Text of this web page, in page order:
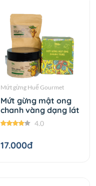
Mứt gừng Huế Gourmet
Mứt gừng mật ong
chanh vàng dạng lát
4.0
17.000đ